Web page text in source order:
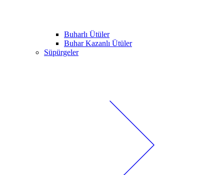
Buharlı Ütüler
Buhar Kazanlı Ütüler
Süpürgeler